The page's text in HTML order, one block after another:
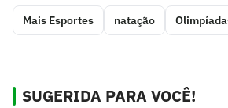
Mais Esportes natação
SUGERIDA PARA VOCÊ!